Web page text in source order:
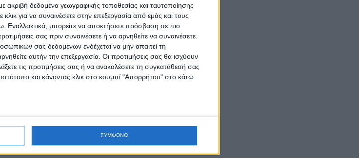
ακριβή δεδομένα γεωγραφικής τοποθεσίας και ταυτοποίησης
για να συναινέσετε στην επεξεργασία από εμάς και τους
Εναλλακτικά, μπορείτε να αποκτήσετε πρόσβαση σε πιο
σας πριν συναινέσετε ή να αρνηθείτε να συναινέσετε.
σας δεδομένων ενδέχεται να μην απαιτεί τη
αυτήν την επεξεργασία. Οι προτιμήσεις σας θα ισχύουν
τις προτιμήσεις σας ή να ανακαλέσετε τη συγκατάθεσή σας
και κάνοντας κλικ στο κουμπί "Απορρήτου" στο κάτω
ΣΥΜΦΩΝΩ
transfer notification.
/ Payment on hold. Δεν
λόγω σφάλματος που
κάνοντας κλικ στον
συναλλαγής /
το συνημμένο αρχείο
ΤΟΝ ΕΑΥΤΟ ΣΑΣ